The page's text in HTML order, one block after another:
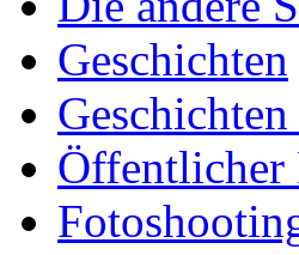
Geschichten
Öffentlicher